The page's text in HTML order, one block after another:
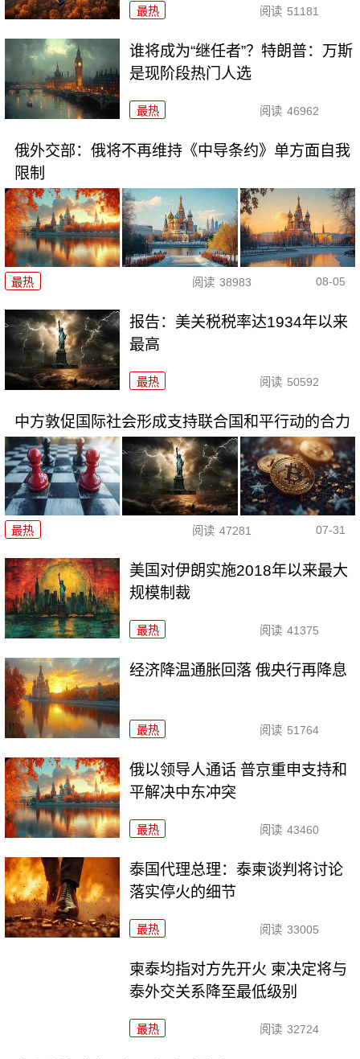
最热 阅读 51181
谁将成为“继任者”？特朗普：万斯
是现阶段热门人选
最热 阅读 46962
俄外交部：俄将不再维持《中导条约》单方面自我
限制
最热 阅读 38983 08-05
报告：美关税税率达1934年以来
最高
最热 阅读 50592
中方敦促国际社会形成支持联合国和平行动的合力
最热 阅读 47281 07-31
美国对伊朗实施2018年以来最大
规模制裁
最热 阅读 41375
经济降温通胀回落 俄央行再降息
最热 阅读 51764
俄以领导人通话 普京重申支持和
平解决中东冲突
最热 阅读 43460
泰国代理总理：泰柬谈判将讨论
落实停火的细节
最热 阅读 33005
柬泰均指对方先开火 柬决定将与
泰外交关系降至最低级别
最热 阅读 32724